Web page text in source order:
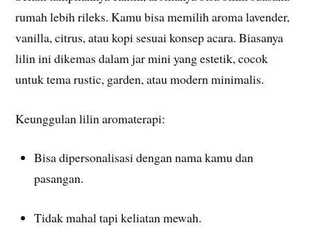
rumah lebih rileks. Kamu bisa memilih aroma lavender,
vanilla, citrus, atau kopi sesuai konsep acara. Biasanya
lilin ini dikemas dalam jar mini yang estetik, cocok
untuk tema rustic, garden, atau modern minimalis.
Keunggulan lilin aromaterapi:
Bisa dipersonalisasi dengan nama kamu dan
pasangan.
Tidak mahal tapi keliatan mewah.